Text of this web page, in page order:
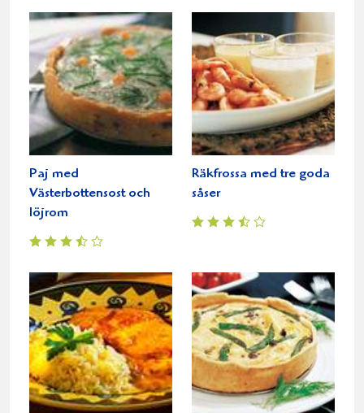
Paj med
Västerbottensost och
löjrom
Räkfrossa med tre goda
såser